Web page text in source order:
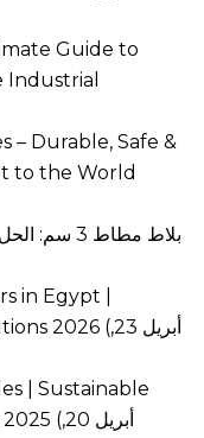
Guide to
Industrial
– Durable, Safe &
to the World
بلاط مطاط
in Egypt |
2026 (أبريل 23,
| Sustainable
(أبريل 20,